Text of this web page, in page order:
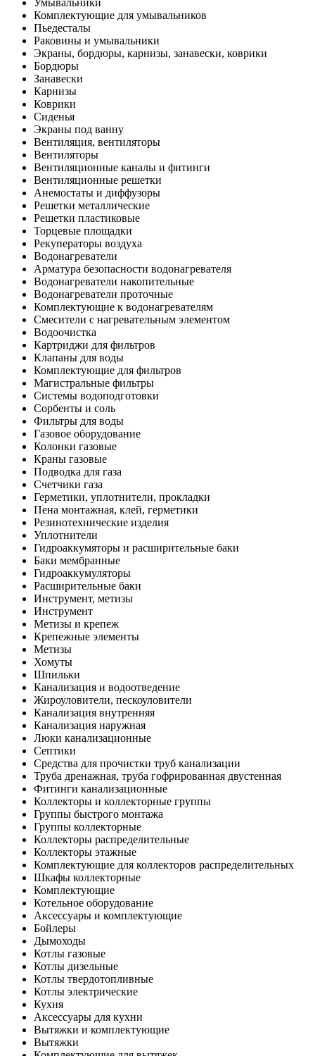
Умывальники
Комплектующие для умывальников
Пьедесталы
Раковины и умывальники
Экраны, бордюры, карнизы, занавески, коврики
Бордюры
Занавески
Карнизы
Коврики
Сиденья
Экраны под ванну
Вентиляция, вентиляторы
Вентиляторы
Вентиляционные каналы и фитинги
Вентиляционные решетки
Анемостаты и диффузоры
Решетки металлические
Решетки пластиковые
Торцевые площадки
Рекуператоры воздуха
Водонагреватели
Арматура безопасности водонагревателя
Водонагреватели накопительные
Водонагреватели проточные
Комплектующие к водонагревателям
Смесители с нагревательным элементом
Водоочистка
Картриджи для фильтров
Клапаны для воды
Комплектующие для фильтров
Магистральные фильтры
Системы водоподготовки
Сорбенты и соль
Фильтры для воды
Газовое оборудование
Колонки газовые
Краны газовые
Подводка для газа
Счетчики газа
Герметики, уплотнители, прокладки
Пена монтажная, клей, герметики
Резинотехнические изделия
Уплотнители
Гидроаккумяторы и расширительные баки
Баки мембранные
Гидроаккумуляторы
Расширительные баки
Инструмент, метизы
Инструмент
Метизы и крепеж
Крепежные элементы
Метизы
Хомуты
Шпильки
Канализация и водоотведение
Жироуловители, пескоуловители
Канализация внутренняя
Канализация наружная
Люки канализационные
Септики
Средства для прочистки труб канализации
Труба дренажная, труба гофрированная двустенная
Фитинги канализационные
Коллекторы и коллекторные группы
Группы быстрого монтажа
Группы коллекторные
Коллекторы распределительные
Коллекторы этажные
Комплектующие для коллекторов распределительных
Шкафы коллекторные
Комплектующие
Котельное оборудование
Аксессуары и комплектующие
Бойлеры
Дымоходы
Котлы газовые
Котлы дизельные
Котлы твердотопливные
Котлы электрические
Кухня
Аксессуары для кухни
Вытяжки и комплектующие
Вытяжки